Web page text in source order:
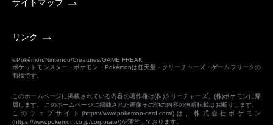
サイトマップ
リンク
©Pokémon/Nintendo/Creatures/GAME FREAK
ポケットモンスター・ポケモン・Pokémonは任天堂・クリーチャーズ・ゲームフリークの
商標です。
このホームページに掲載されている内容の著作権は(株)クリーチャーズ、(株)ポケモンに帰
属します。 このホームページに掲載された画像その他の内容の無断転載はお断りします。
このウェブサイト(https://www.pokemon-card.com/)は、株式会社ポケモン
(https://www.pokemon.co.jp/corporate/)が運営しております。